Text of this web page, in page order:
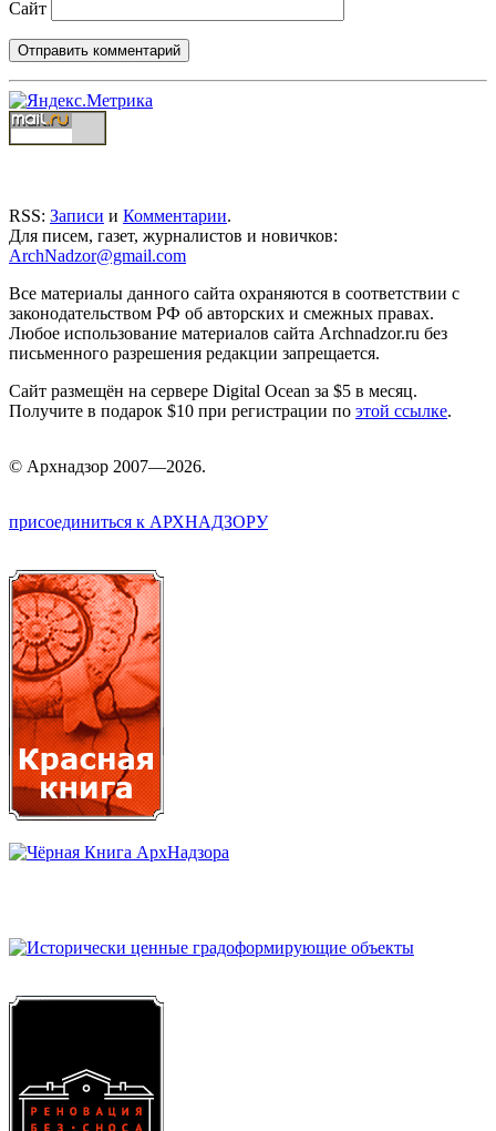
Сайт
RSS: Записи и Комментарии.
Для писем, газет, журналистов и новичков:
ArchNadzor@gmail.com
Все материалы данного сайта охраняются в соответствии с
законодательством РФ об авторских и смежных правах.
Любое использование материалов сайта Archnadzor.ru без
письменного разрешения редакции запрещается.
Сайт размещён на сервере Digital Ocean за $5 в месяц.
Получите в подарок $10 при регистрации по этой ссылке.
© Архнадзор 2007—2026.
присоединиться к АРХНАДЗОРУ